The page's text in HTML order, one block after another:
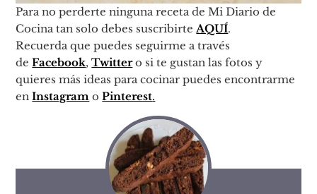
Para no perderte ninguna receta de Mi Diario de
Cocina tan solo debes suscribirteAQUÍ.
Recuerda que puedes seguirme a través
deFacebook,Twittero si te gustan las fotos y
quieres más ideas para cocinar puedes encontrarme
enInstagram oPinterest.